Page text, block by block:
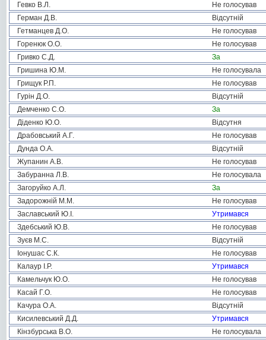
Гевко В.Л.
Не голосував
Герман Д.В.
Відсутній
Гетманцев Д.О.
Не голосував
Горенюк О.О.
Не голосував
Гривко С.Д.
За
Гришина Ю.М.
Не голосувала
Грищук Р.П.
Не голосував
Гурін Д.О.
Відсутній
Демченко С.О.
За
Діденко Ю.О.
Відсутня
Драбовський А.Г.
Не голосував
Дунда О.А.
Відсутній
Жупанин А.В.
Не голосував
Забуранна Л.В.
Не голосувала
Загоруйко А.Л.
За
Задорожній М.М.
Не голосував
Заславський Ю.І.
Утримався
Здебський Ю.В.
Не голосував
Зуєв М.С.
Відсутній
Іонушас С.К.
Не голосував
Калаур І.Р.
Утримався
Камельчук Ю.О.
Не голосував
Касай Г.О.
Не голосував
Качура О.А.
Відсутній
Кисилевський Д.Д.
Утримався
Кінзбурська В.О.
Не голосувала